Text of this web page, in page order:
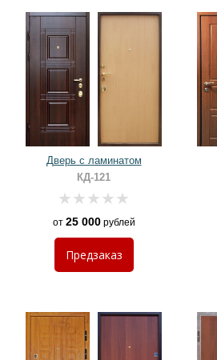
Дверь с ламинатом
КД-121
от 25 000рублей
Предзаказ